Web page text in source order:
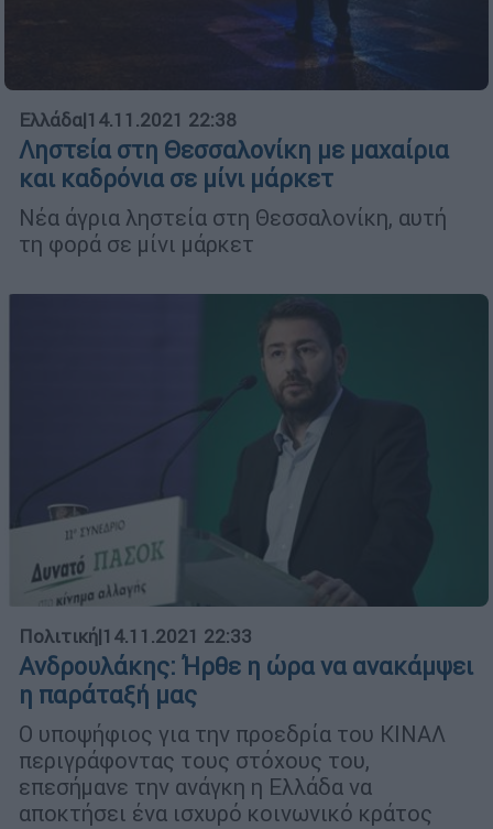
Ελλάδα|14.11.2021 22:38
Ληστεία στη Θεσσαλονίκη με μαχαίρια
και καδρόνια σε μίνι μάρκετ
Νέα άγρια ληστεία στη Θεσσαλονίκη, αυτή
τη φορά σε μίνι μάρκετ
Πολιτική|14.11.2021 22:33
Ανδρουλάκης: Ήρθε η ώρα να ανακάμψει
η παράταξή μας
Ο υποψήφιος για την προεδρία του ΚΙΝΑΛ
περιγράφοντας τους στόχους του,
επεσήμανε την ανάγκη η Ελλάδα να
αποκτήσει ένα ισχυρό κοινωνικό κράτος